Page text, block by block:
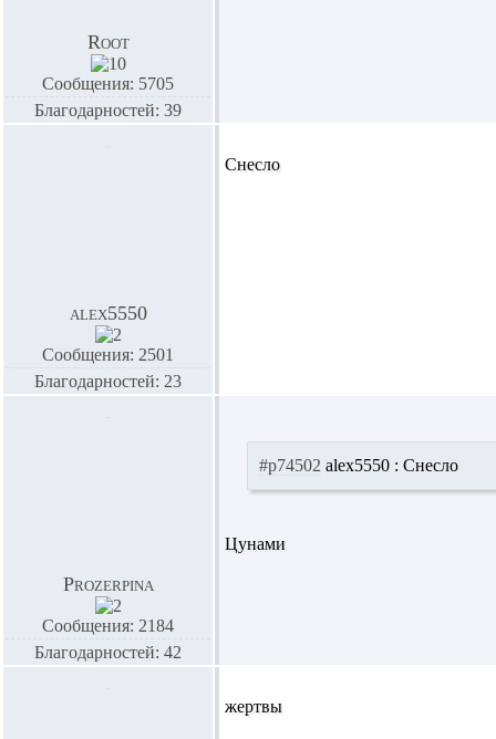
Root
Сообщения: 5705
Благодарностей: 39
alex5550
Сообщения: 2501
Благодарностей: 23
Снесло
Prozerpina
Сообщения: 2184
Благодарностей: 42
#p74502 alex5550 : Снесло
Цунами
жертвы